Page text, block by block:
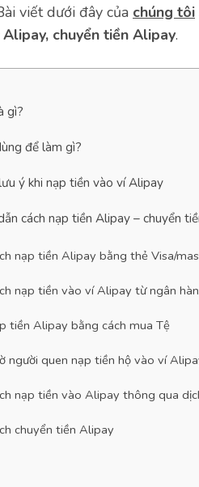
viết dưới đây của chúng tôi
chuyển tiền Alipay.
gì?
để làm gì?
ý khi nạp tiền vào ví Alipay
cách nạp tiền Alipay – chuyển
nạp tiền Alipay bằng thẻ Visa/
nạp tiền vào ví Alipay từ ngân
tiền Alipay bằng cách mua Tệ
người quen nạp tiền hộ vào ví
nạp tiền vào Alipay thông qua
chuyển tiền Alipay